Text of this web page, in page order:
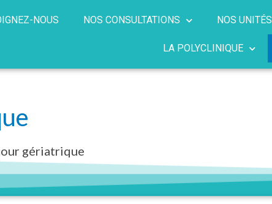
NOUS NOS CONSULTATIONS NOS UNITÉS
LA POLYCLINIQUE
gériatrique